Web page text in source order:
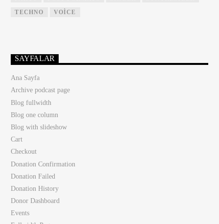
TECHNO VOICE
SAYFALAR
Ana Sayfa
Archive podcast page
Blog fullwidth
Blog one column
Blog with slideshow
Cart
Checkout
Donation Confirmation
Donation Failed
Donation History
Donor Dashboard
Events